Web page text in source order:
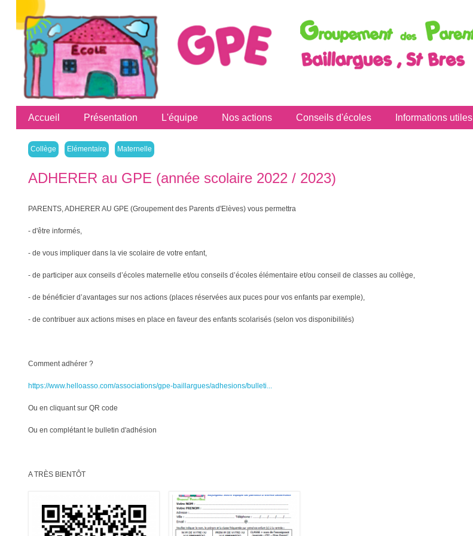
Accueil Présentation L'équipe Nos actions Conseils d'écoles Informations utiles
Collège Elémentaire Maternelle
ADHERER au GPE (année scolaire 2022 / 2023)
PARENTS, ADHERER AU GPE (Groupement des Parents d'Elèves) vous permettra
- d'être informés,
- de vous impliquer dans la vie scolaire de votre enfant,
- de participer aux conseils d’écoles maternelle et/ou conseils d’écoles élémentaire et/ou conseil de classes au collège,
- de bénéficier d’avantages sur nos actions (places réservées aux puces pour vos enfants par exemple),
- de contribuer aux actions mises en place en faveur des enfants scolarisés (selon vos disponibilités)
Comment adhérer ?
https://www.helloasso.com/associations/gpe-baillargues/adhesions/bulleti...
Ou en cliquant sur QR code
Ou en complétant le bulletin d'adhésion
A TRÈS BIENTÔT